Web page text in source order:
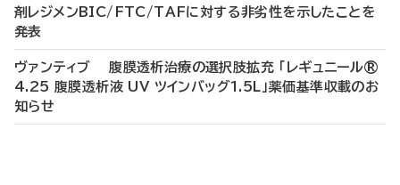
剤レジメンBIC/FTC/TAFに対する非劣性を示したことを
発表
ヴァンティブ 腹膜透析治療の選択肢拡充 「レギュニール®
4.25 腹膜透析液 UV ツインバッグ1.5L」薬価基準収載のお
知らせ